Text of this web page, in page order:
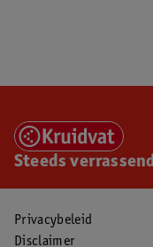
Steeds
Privacybeleid
Disclaimer